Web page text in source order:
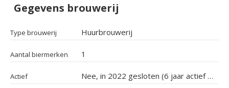
Gegevens brouwerij
Type brouwerij Huurbrouwerij
Aantal biermerken 1
Actief Nee, in 2022 gesloten (6 jaar actief geweest)